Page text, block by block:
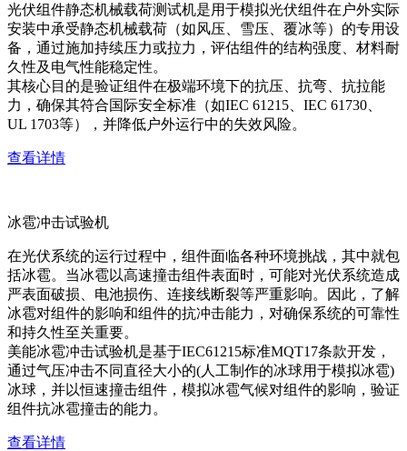
光伏组件静态机械载荷测试机是用于模拟光伏组件在户外实际
安装中承受静态机械载荷（如风压、雪压、覆冰等）的专用设
备，通过施加持续压力或拉力，评估组件的结构强度、材料耐
久性及电气性能稳定性。
其核心目的是验证组件在极端环境下的抗压、抗弯、抗拉能
力，确保其符合国际安全标准（如IEC 61215、IEC 61730、
UL 1703等），并降低户外运行中的失效风险。
查看详情
冰雹冲击试验机
在光伏系统的运行过程中，组件面临各种环境挑战，其中就包
括冰雹。当冰雹以高速撞击组件表面时，可能对光伏系统造成
严表面破损、电池损伤、连接线断裂等严重影响。因此，了解
冰雹对组件的影响和组件的抗冲击能力，对确保系统的可靠性
和持久性至关重要。
美能冰雹冲击试验机是基于IEC61215标准MQT17条款开发，
通过气压冲击不同直径大小的(人工制作的冰球用于模拟冰雹)
冰球，并以恒速撞击组件，模拟冰雹气候对组件的影响，验证
组件抗冰雹撞击的能力。
查看详情